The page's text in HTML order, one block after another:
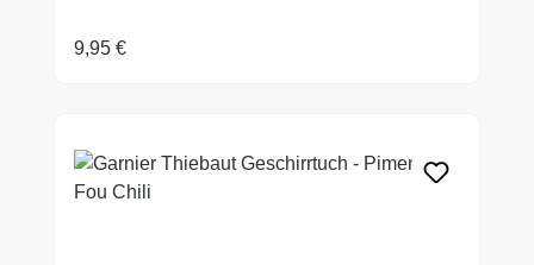
Regulärer Preis:
9,95 €